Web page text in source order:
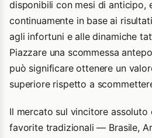
disponibili con mesi di anticipo,
continuamente in base ai
agli infortuni e alle dinamiche
Piazzare una scommessa
può significare ottenere un
superiore rispetto a
Il mercato sul vincitore assoluto
favorite tradizionali — Brasile,